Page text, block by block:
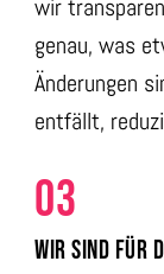
wir
genau, was
Änderungen
entfällt,
03
WIR SIND FÜR